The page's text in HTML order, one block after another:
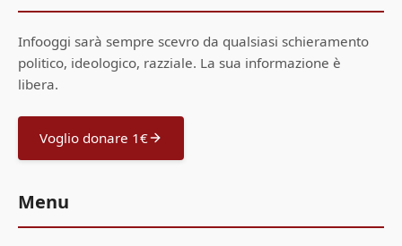
Infooggi sarà sempre scevro da qualsiasi schieramento
politico, ideologico, razziale. La sua informazione è
libera.
Voglio donare 1€
Menu